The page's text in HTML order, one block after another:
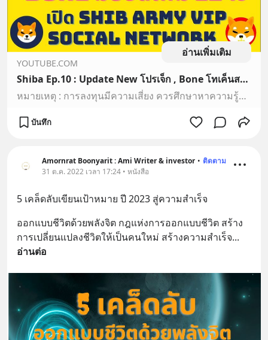
อ่านเพิ่มเติม
YOUTUBE.COM
Shiba Ep.10 : Update New โปรเจ็ก , Bone โทเค็นสร้างโดย Shiba มียอดเพิ่ม 12% ,Open ShibArmyVIPSocial
หมายเหตุ : การลงทุนมีความเสี่ยง ควรศึกษาหาความรู้ก่อนลงทุน และใช้เงินที่ไม่เด็ดร้อน หรือใช้เงินเย็น มือใหม่เริ่มลงทุน 3 ข้อควรรู้ :1. ความรู้ เกี่ยวกับเห...
บันทึก
Amornrat Boonyarit : Ami Writer & investor • ติดตาม
31 ต.ค. 2022 เวลา 17:24 • หนังสือ
5 เคล็ดลับเขียนเป้าหมาย ปี 2023 สู่ความสำเร็จ
ออกแบบชีวิตด้วยพลังจิต กฎแห่งการออกแบบชีวิต สร้าง
การเปลี่ยนแปลงชีวิตให้เป็นคนใหม่ สร้างความสำเร็จ
อ่านต่อ